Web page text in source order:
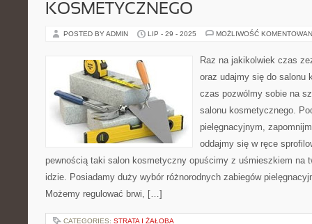
KOSMETYCZNEGO
POSTED BY ADMIN LIP - 29 - 2025 MOŻLIWOŚĆ
Raz na jakikolwiek czas
oraz udajmy się do salonu
czas pozwólmy sobie na
salonu kosmetycznego.
pielęgnacyjnym,
oddajmy się w ręce
pewnością taki salon kosmetyczny opuścimy z uśmieszkiem na
idzie. Posiadamy duży wybór różnorodnych zabiegów
Możemy regulować brwi, […]
CATEGORIES: STRATA I ŻAŁOBA